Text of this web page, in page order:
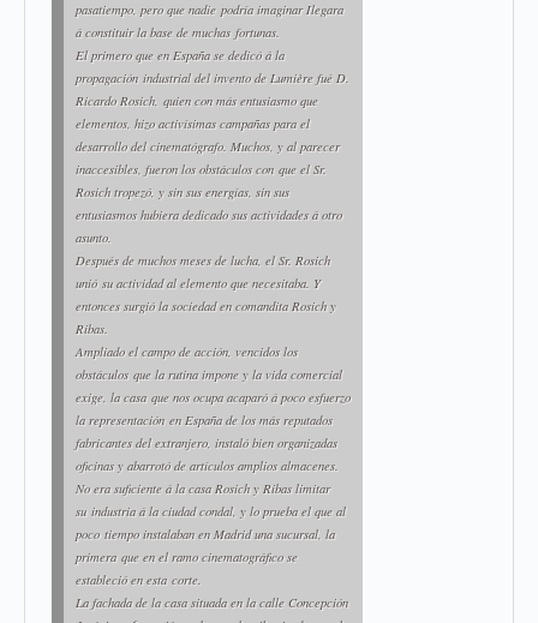
pasatiempo, pero que nadie podría imaginar Ilegara
á constituir la base de muchas fortunas.
El primero que en España se dedicó á la
propagación industrial del invento de Lumière fué D.
Ricardo Rosich, quien con más entusiasmo que
elementos, hizo activísimas campañas para el
desarrollo del cinematógrafo. Mu­chos, y al parecer
inaccesibles, fueron los obstáculos con que el Sr.
Rosich tropezó, y sin sus energías, sin sus
entusiasmos hubiera dedicado sus actividades á otro
asunto.
Después de muchos meses de lucha, el Sr. Rosich
unió su actividad al elemento que necesitaba. Y
entonces surgió la sociedad en comanditaRosich y
Ribas.
Ampliado el campo de acción, vencidos los
obstáculos que la rutina impone y la vida comercial
exige, la casa que nos ocupa acaparó á poco esfuerzo
la representación en España de los más reputados
fabricantes del extranjero, instaló bien organizadas
oficinas y abarrotó de artículos amplios almacenes.
No era suficiente á la casa Rosich y Ribas limitar
su industria á la ciudad condal, y lo prueba el que al
poco tiempo instalaban en Madrid una sucursal, la
primera que en el ramo cinematográfico se
estableció en esta corte.
La fachada de la casa situada en la calle Concepción